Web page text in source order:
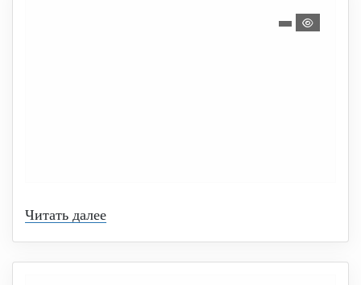
Читать далее